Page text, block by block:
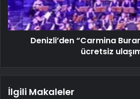
Denizli’den “Carmina
ücretsiz
İlgili Makaleler